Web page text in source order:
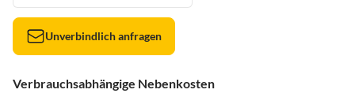
Unverbindlich anfragen
Verbrauchsabhängige Nebenkosten